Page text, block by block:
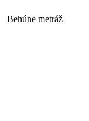
Behúne metráž